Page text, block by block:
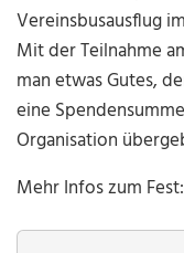
Vereinsbusausflug
Mit der Teilnahme
man etwas Gutes,
eine
Organisation
Mehr Infos zum Fest: